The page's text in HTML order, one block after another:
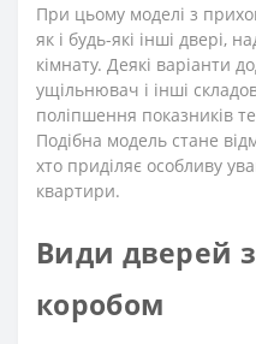
При цьому моделі з
як і будь-які інші двері,
кімнату. Деякі варіанти
ущільнювач і інші
поліпшення показників
Подібна модель стане
хто приділяє особливу
квартири.
Види дверей
коробом